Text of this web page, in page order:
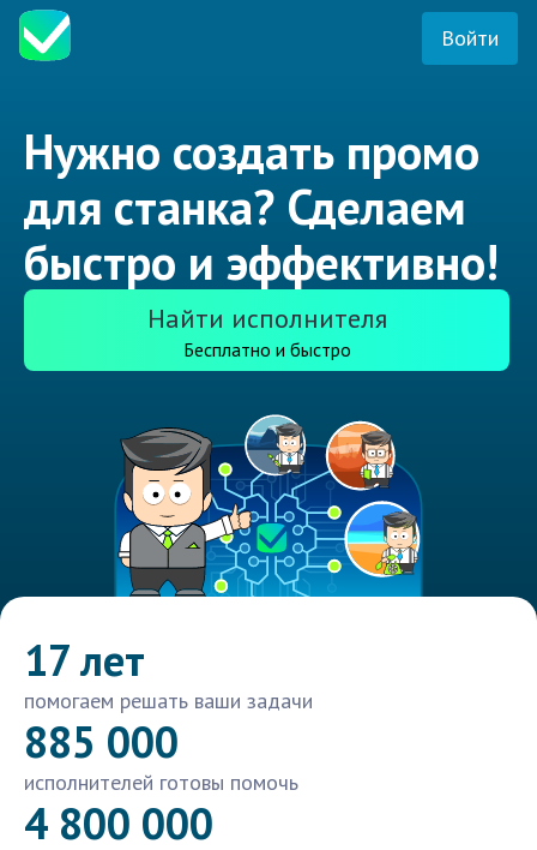
Войти
Нужно создать промо
для станка? Сделаем
быстро и эффективно!
Найти исполнителя
Бесплатно и быстро
17 лет
помогаем решать ваши задачи
885 000
исполнителей готовы помочь
4 800 000